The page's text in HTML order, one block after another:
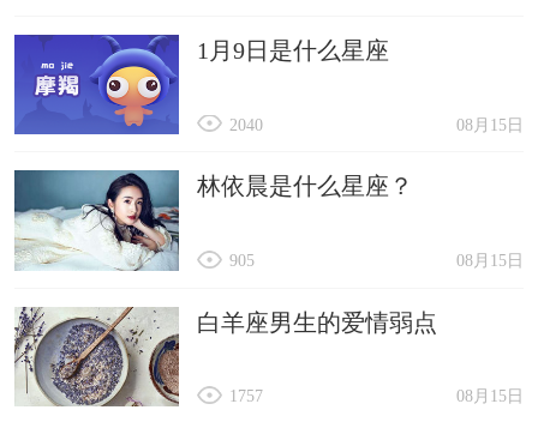
1月9日是什么星座
08月15日
2040
林依晨是什么星座？
08月15日
905
白羊座男生的爱情弱点
08月15日
1757